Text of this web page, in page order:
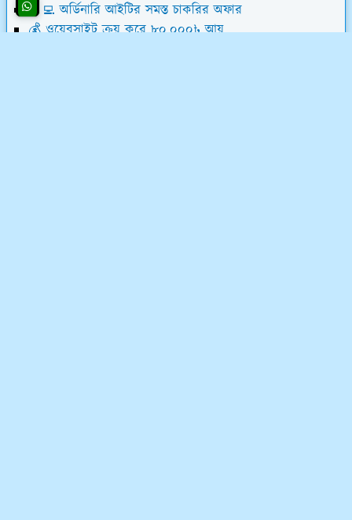
👨‍💻 অর্ডিনারি আইটির সমস্ত চাকরির অফার
💰 ওয়েবসাইট ক্রয় করে ৮০,০০০৳ আয়